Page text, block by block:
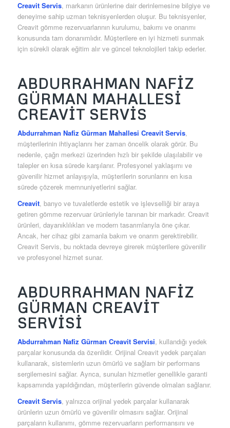
Creavit Servis, markanın ürünlerine dair derinlemesine bilgiye ve
deneyime sahip uzman teknisyenlerden oluşur. Bu teknisyenler,
Creavit gömme rezervuarlarının kurulumu, bakımı ve onarımı
konusunda tam donanımlıdır. Müşterilere en iyi hizmeti sunmak
için sürekli olarak eğitim alır ve güncel teknolojileri takip ederler.
ABDURRAHMAN NAFIZ
GÜRMAN MAHALLESI
CREAVIT SERVIS
Abdurrahman Nafiz Gürman Mahallesi Creavit Servis,
müşterilerinin ihtiyaçlarını her zaman öncelik olarak görür. Bu
nedenle, çağrı merkezi üzerinden hızlı bir şekilde ulaşılabilir ve
talepler en kısa sürede karşılanır. Profesyonel yaklaşımı ve
güvenilir hizmet anlayışıyla, müşterilerin sorunlarını en kısa
sürede çözerek memnuniyetlerini sağlar.
Creavit, banyo ve tuvaletlerde estetik ve işlevselliği bir araya
getiren gömme rezervuar ürünleriyle tanınan bir markadır. Creavit
ürünleri, dayanıklılıkları ve modern tasarımlarıyla öne çıkar.
Ancak, her cihaz gibi zamanla bakım ve onarım gerektirebilir.
Creavit Servis, bu noktada devreye girerek müşterilere güvenilir
ve profesyonel hizmet sunar.
ABDURRAHMAN NAFIZ
GÜRMAN CREAVIT
SERVISI
Abdurrahman Nafiz Gürman Creavit Servisi, kullandığı yedek
parçalar konusunda da özenlidir. Orijinal Creavit yedek parçaları
kullanarak, sistemlerin uzun ömürlü ve sağlam bir performans
sergilemesini sağlar. Ayrıca, sunulan hizmetler genellikle garanti
kapsamında yapıldığından, müşterilerin güvende olmaları sağlanır.
Creavit Servis, yalnızca orijinal yedek parçalar kullanarak
ürünlerin uzun ömürlü ve güvenilir olmasını sağlar. Orijinal
parçaların kullanımı, gömme rezervuarların performansını ve